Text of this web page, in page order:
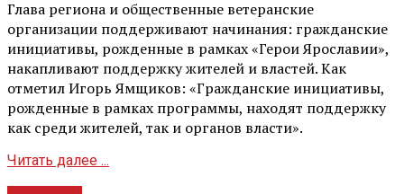
Глава региона и общественные ветеранские
организации поддерживают начинания: гражданские
инициативы, рожденные в рамках «Герои Ярославии»,
накапливают поддержку жителей и властей. Как
отметил Игорь Ямщиков: «Гражданские инициативы,
рожденные в рамках программы, находят поддержку
как среди жителей, так и органов власти».
Читать далее ...